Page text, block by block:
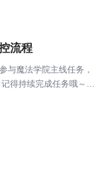
流程
与魔法学院主线任务，
得持续完成任务哦～💡